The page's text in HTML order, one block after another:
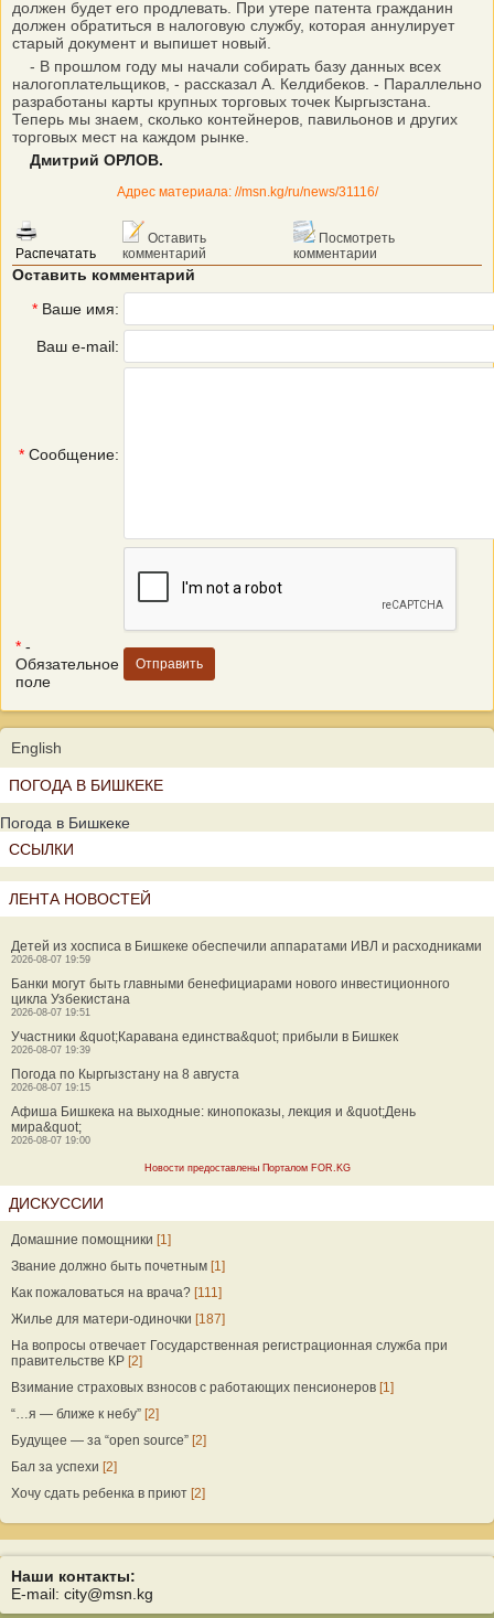
должен будет его продлевать. При утере патента гражданин
должен обратиться в налоговую службу, которая аннулирует
старый документ и выпишет новый.
- В прошлом году мы начали собирать базу данных всех
налогоплательщиков, - рассказал А. Келдибеков. - Параллельно
разработаны карты крупных торговых точек Кыргызстана.
Теперь мы знаем, сколько контейнеров, павильонов и других
торговых мест на каждом рынке.
Дмитрий ОРЛОВ.
Адрес материала: //msn.kg/ru/news/31116/
Распечатать
Оставить
комментарий
Посмотреть
комментарии
Оставить комментарий
* Ваше имя:
Ваш e-mail:
* Сообщение:
* -
Обязательное
поле
English
ПОГОДА В БИШКЕКЕ
Погода в Бишкеке
ССЫЛКИ
ЛЕНТА НОВОСТЕЙ
Детей из хосписа в Бишкеке обеспечили аппаратами ИВЛ и расходниками
2026-08-07 19:59
Банки могут быть главными бенефициарами нового инвестиционного
цикла Узбекистана
2026-08-07 19:51
Участники &quot;Каравана единства&quot; прибыли в Бишкек
2026-08-07 19:39
Погода по Кыргызстану на 8 августа
2026-08-07 19:15
Афиша Бишкека на выходные: кинопоказы, лекция и &quot;День
мира&quot;
2026-08-07 19:00
Новости предоставлены Порталом FOR.KG
ДИСКУССИИ
Домашние помощники [1]
Звание должно быть почетным [1]
Как пожаловаться на врача? [111]
Жилье для матери-одиночки [187]
На вопросы отвечает Государственная регистрационная служба при
правительстве КР [2]
Взимание страховых взносов с работающих пенсионеров [1]
“…я — ближе к небу” [2]
Будущее — за “open source” [2]
Бал за успехи [2]
Хочу сдать ребенка в приют [2]
Наши контакты:
E-mail: city@msn.kg